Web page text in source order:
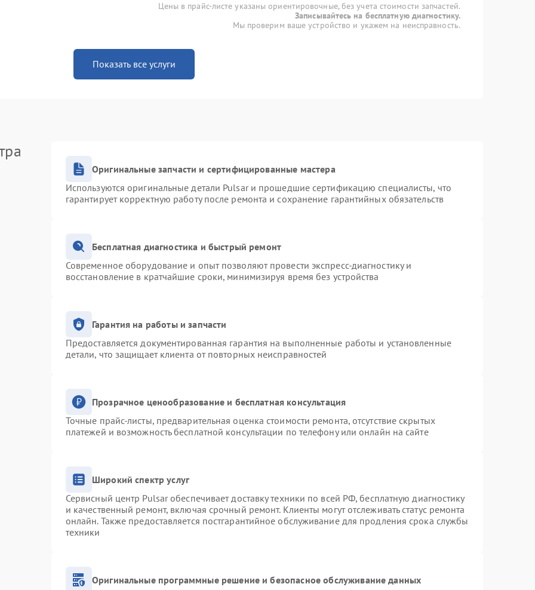
Цены в прайс-листе указаны ориентировочные, без учета стоимости запчастей.
Записывайтесь на бесплатную диагностику.
Мы проверим ваше устройство и укажем на неисправность.
Показать все услуги
Оригинальные запчасти и сертифицированные мастера
Используются оригинальные детали Pulsar и прошедшие сертификацию специалисты, что
гарантирует корректную работу после ремонта и сохранение гарантийных обязательств
Бесплатная диагностика и быстрый ремонт
Современное оборудование и опыт позволяют провести экспресс-диагностику и
восстановление в кратчайшие сроки, минимизируя время без устройства
Гарантия на работы и запчасти
Предоставляется документированная гарантия на выполненные работы и установленные
детали, что защищает клиента от повторных неисправностей
Прозрачное ценообразование и бесплатная консультация
Точные прайс-листы, предварительная оценка стоимости ремонта, отсутствие скрытых
платежей и возможность бесплатной консультации по телефону или онлайн на сайте
Широкий спектр услуг
Сервисный центр Pulsar обеспечивает доставку техники по всей РФ, бесплатную диагностику
и качественный ремонт, включая срочный ремонт. Клиенты могут отслеживать статус ремонта
онлайн. Также предоставляется постгарантийное обслуживание для продления срока службы
техники
Оригинальные программные решение и безопасное обслуживание данных